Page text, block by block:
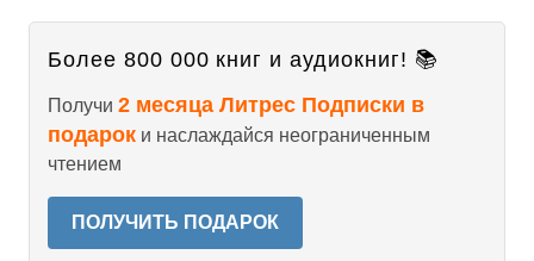
Более 800 000 книг и аудиокниг! 📚
Получи 2 месяца Литрес Подписки в
подарок и наслаждайся неограниченным
чтением
ПОЛУЧИТЬ ПОДАРОК